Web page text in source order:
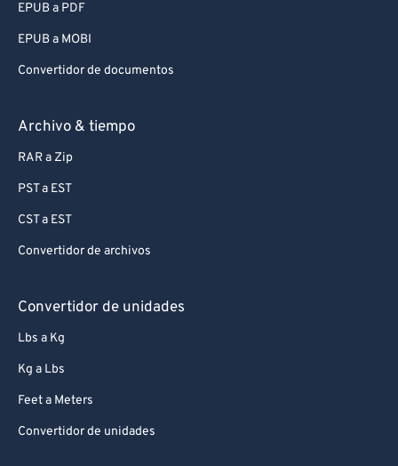
EPUB a PDF
EPUB a MOBI
Convertidor de documentos
Archivo & tiempo
RAR a Zip
PST a EST
CST a EST
Convertidor de archivos
Convertidor de unidades
Lbs a Kg
Kg a Lbs
Feet a Meters
Convertidor de unidades